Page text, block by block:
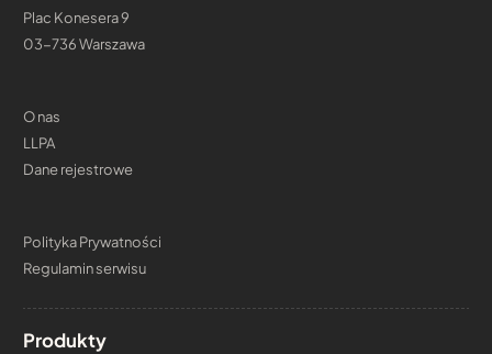
Plac Konesera 9
03-736 Warszawa
O nas
LLPA
Dane rejestrowe
Polityka Prywatności
Regulamin serwisu
Produkty